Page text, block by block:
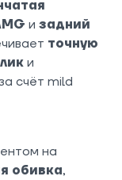
и задний
точную
и
счёт mild
на
обивка,